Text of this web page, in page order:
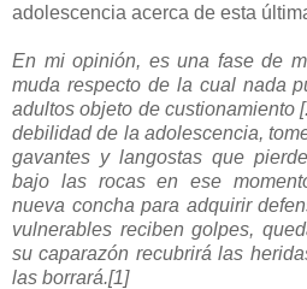
adolescencia acerca de esta
En mi opinión, es una fase de
muda respecto de la cual nada
adultos objeto de custionamiento
debilidad de la adolescencia,
gavantes y langostas que
bajo las rocas en ese
nueva concha para adquirir
vul­nerables reciben golpes,
su caparazón recubrirá las
las borrará.[1]